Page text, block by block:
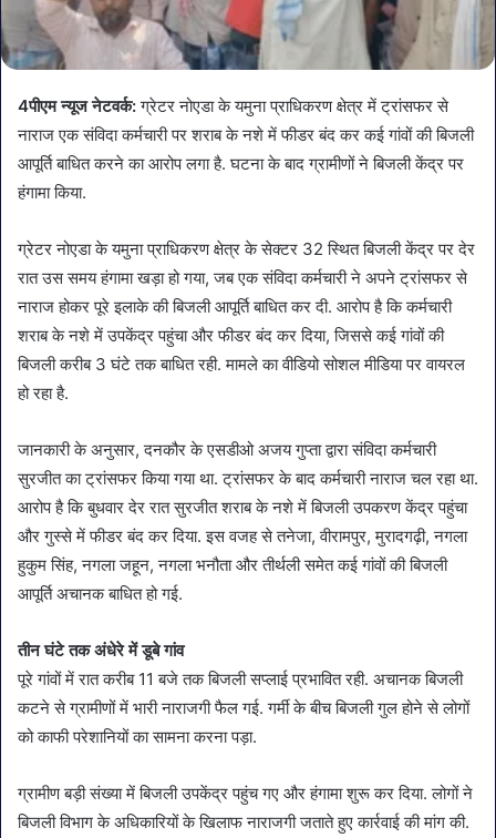
4पीएम न्यूज नेटवर्क:ग्रेटर नोएडा के यमुना प्राधिकरण क्षेत्र में ट्रांसफर से
नाराज एक संविदा कर्मचारी पर शराब के नशे में फीडर बंद कर कई गांवों की बिजली
आपूर्ति बाधित करने का आरोप लगा है. घटना के बाद ग्रामीणों ने बिजली केंद्र पर
हंगामा किया.
ग्रेटर नोएडा के यमुना प्राधिकरण क्षेत्र के सेक्टर 32 स्थित बिजली केंद्र पर देर
रात उस समय हंगामा खड़ा हो गया, जब एक संविदा कर्मचारी ने अपने ट्रांसफर से
नाराज होकर पूरे इलाके की बिजली आपूर्ति बाधित कर दी. आरोप है कि कर्मचारी
शराब के नशे में उपकेंद्र पहुंचा और फीडर बंद कर दिया, जिससे कई गांवों की
बिजली करीब 3 घंटे तक बाधित रही. मामले का वीडियो सोशल मीडिया पर वायरल
हो रहा है.
जानकारी के अनुसार, दनकौर के एसडीओ अजय गुप्ता द्वारा संविदा कर्मचारी
सुरजीत का ट्रांसफर किया गया था. ट्रांसफर के बाद कर्मचारी नाराज चल रहा था.
आरोप है कि बुधवार देर रात सुरजीत शराब के नशे में बिजली उपकरण केंद्र पहुंचा
और गुस्से में फीडर बंद कर दिया. इस वजह से तनेजा, वीरामपुर, मुरादगढ़ी, नगला
हुकुम सिंह, नगला जहून, नगला भनौता और तीर्थली समेत कई गांवों की बिजली
आपूर्ति अचानक बाधित हो गई.
तीन घंटे तक अंधेरे में डूबे गांव
पूरे गांवों में रात करीब 11 बजे तक बिजली सप्लाई प्रभावित रही. अचानक बिजली
कटने से ग्रामीणों में भारी नाराजगी फैल गई. गर्मी के बीच बिजली गुल होने से लोगों
को काफी परेशानियों का सामना करना पड़ा.
ग्रामीण बड़ी संख्या में बिजली उपकेंद्र पहुंच गए और हंगामा शुरू कर दिया. लोगों ने
बिजली विभाग के अधिकारियों के खिलाफ नाराजगी जताते हुए कार्रवाई की मांग की.